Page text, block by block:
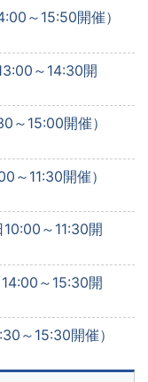
～15:50開催）
～14:30開
～15:00開催）
～11:30開催）
～11:30開
～15:30開
～15:30開催）